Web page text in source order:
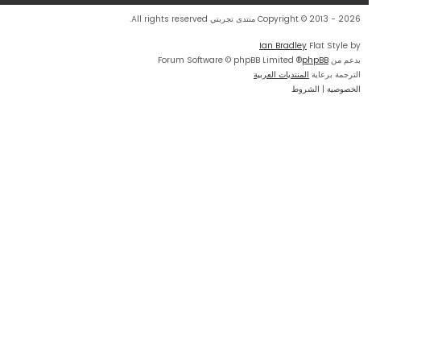
Copyright © 2013 - 2026 منتدى تجربتي All rights reserved.
Flat Style by
Ian Bradley
بدعم من phpBB
® Forum Software © phpBB Limited
الترجمة برعاية المنتديات العربية
الخصوصية | الشروط